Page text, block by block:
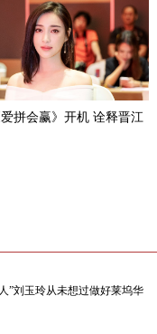
拼会赢》开机 诠释晋江